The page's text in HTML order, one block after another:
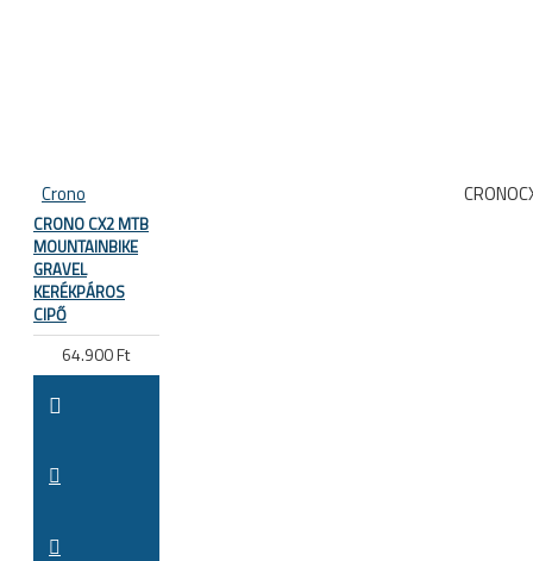
Crono
CRONO CX2 MTB
MOUNTAINBIKE
GRAVEL
KERÉKPÁROS
CIPŐ
64.900 Ft